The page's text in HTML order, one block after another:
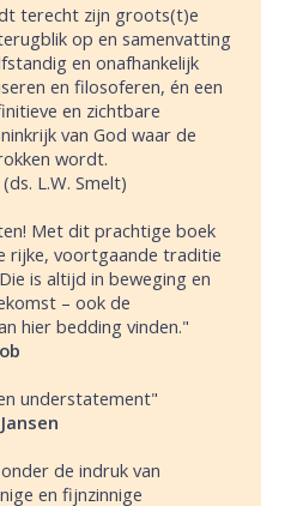
terecht zijn groots(t)e
op en samenvatting
en onafhankelijk
en filosoferen, én een
en zichtbare
van God waar de
wordt.
(ds. L.W. Smelt)
Met dit prachtige boek
rijke, voortgaande traditie
is altijd in beweging en
– ook de
hier bedding vinden."
understatement"
de indruk van
en fijnzinnige